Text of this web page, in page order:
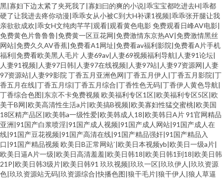
黑|寡妇下边太紧了夹死我了|寡妇曰的爽的小说|乖宝宝都吃进去H|乖都
硬了让我进去疼你动漫|乖乖女从小被C到大H补课1视频|乖乖张开腿让我
亲欲欲成欢|乖女H文纯肉芊芊|观看|观看黄色电影免费观看日峰AV电影|
免费黄色片鲁鲁鲁|免费黄一区豆花网|免费激情东京热AV|免费激情黑丝
网站|免费久久AV香蕉|免费看A1网址|免费看av福利影院|免费看A片手机
福利|免费看欧美黑人毛片 人妻69av|人妻69视频福利导航|人妻91论坛|
人妻91视频|人妻97日韩|人妻97在线视频|人妻97站|人妻97资源网|人妻
97资源站|人妻99影院丁香五月亚洲色网|丁香五月伊人|丁香五月影院|丁
香五月在线|丁香五月综|丁香五月综合|丁香性色无码|丁香伊人黄色导航|
丁香综合色图|东京不卡免费视频 欧美福利专区1区|欧美福利专区5区|欧
美干B网|欧美高清性生活a片|欧美搞B视频|欧美寡妇性猛交蜜桃|欧美国
18区精产品区|欧美韩a一级性爱|欧美韩成人18|欧美韩日A片91官网精品
亚洲|91国产白浆喷淫|91国产成人视频|91国产成人网站|91国产成人在
线|91国产豆花视频|91国产高清在线|91国产精品强奸|91国产精品入
口|91国产精品视频 欧美日B正常网站`|欧美日本视频yb|欧美日一级a片|
欧美日逼A片一级|欧美日高清羞羞|欧美日韩18|欧美日韩1到18|欧美日韩
21P|欧美日韩3级片|欧美日韩91 玖玖视频|玖玖一区|玖玖伊人|玖玖资源
色|玖玖资源站无码|玖资源综合|快播色图|狼干毛片|狼干伊人|狼人草逼